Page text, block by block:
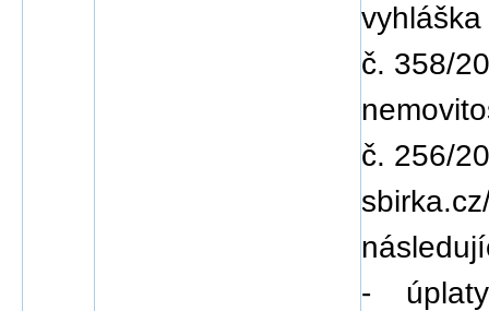
č. 358/
č. 256/
- úplaty